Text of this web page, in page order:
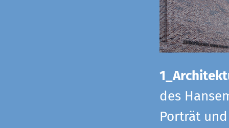
des
Porträt